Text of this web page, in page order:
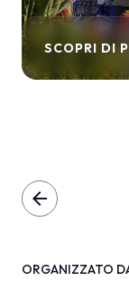
SCOPRI DI
arrow_back
ORGANIZZATO